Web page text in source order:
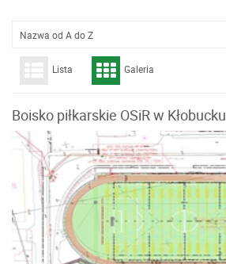
Nazwa od A do Z
Lista Galeria
Boisko piłkarskie OSiR w Kłobucku